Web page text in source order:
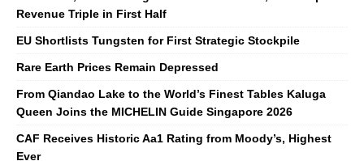
Revenue Triple in First Half
EU Shortlists Tungsten for First Strategic Stockpile
Rare Earth Prices Remain Depressed
From Qiandao Lake to the World’s Finest Tables Kaluga
Queen Joins the MICHELIN Guide Singapore 2026
CAF Receives Historic Aa1 Rating from Moody’s, Highest
Ever